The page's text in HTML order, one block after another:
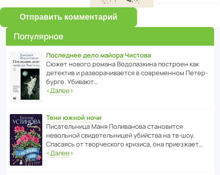
Отправить комментарий
Популярное
Последнее дело майора Чистова
Сюжет нового романа Водо­ла­з­кина пост­роен как
дете­ктив и разво­ра­чи­ва­ется в совре­менном Пете­р­
бурге. Убивают…
‹Далее›
Тени южной ночи
Писа­тель­ница Маня Поли­ва­нова стано­вится
невольной свиде­тель­ницей убийства на тв-шоу.
Спасаясь от твор­че­с­кого кризиса, она приезжает…
‹Далее›